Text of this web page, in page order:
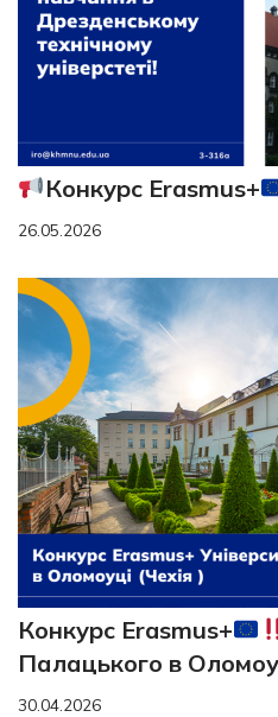
Конкурс Erasmus+
26.05.2026
Конкурс Erasmus+
Палацького в
30.04.2026